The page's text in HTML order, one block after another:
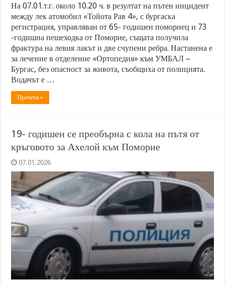
На 07.01.т.г. около 10.20 ч. в резултат на пътен инцидент
между лек атомобил «Тойота Рав 4», с бургаска
регистрация, управляван от 65- годишен помориец и 73
-годишна пешеходка от Поморие, същата получила
фрактура на левия лакът и две счупени ребра. Настанена е
за лечение в отделение «Ортопедия» към УМБАЛ –
Бургас, без опасност за живота, съобщиха от полицията.
Водачът е …
Прочети »
19- годишен се преобърна с кола на пътя от
кръговото за Ахелой към Поморие
07.01.2026